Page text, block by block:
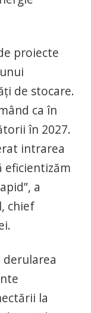
proiecte
de stocare.
ca în
în 2027.
intrarea
eficientizăm
a
chief
derularea
la